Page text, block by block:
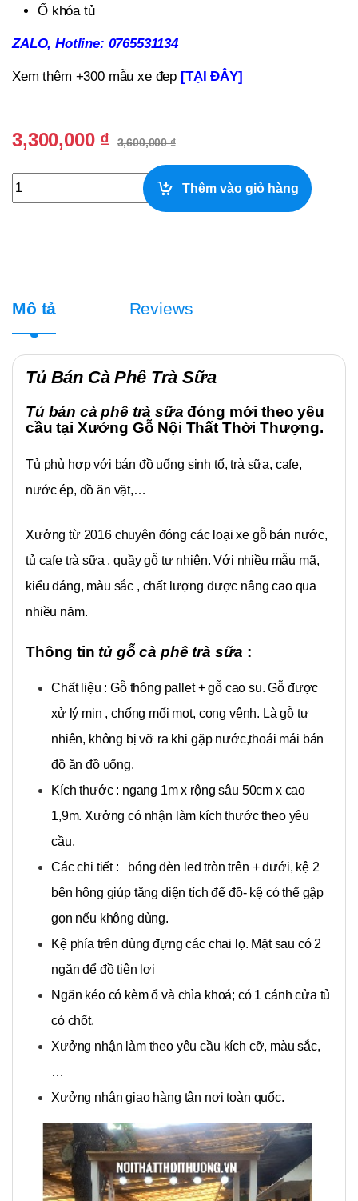
Ổ khóa tủ
ZALO, Hotline: 0765531134
Xem thêm +300 mẫu xe đẹp [TẠI ĐÂY]
3,300,000 ₫ 3,600,000₫
Tủ bán cà phê trà sữa 1m quantity
Thêm vào giỏ hàng
Mô tả Reviews
Tủ Bán Cà Phê Trà Sữa
Tủ bán cà phê trà sữa đóng mới theo yêu
cầu tại Xưởng Gỗ Nội Thất Thời Thượng.
Tủ phù hợp với bán đồ uống sinh tố, trà sữa, cafe,
nước ép, đồ ăn vặt,…
Xưởng từ 2016 chuyên đóng các loại xe gỗ bán nước,
tủ cafe trà sữa , quầy gỗ tự nhiên. Với nhiều mẫu mã,
kiểu dáng, màu sắc , chất lượng được nâng cao qua
nhiều năm.
Thông tintủ gỗ cà phê trà sữa :
Chất liệu : Gỗ thông pallet + gỗ cao su. Gỗ được
xử lý mịn , chống mối mọt, cong vênh. Là gỗ tự
nhiên, không bị vỡ ra khi gặp nước,thoái mái bán
đồ ăn đồ uống.
Kích thước : ngang 1m x rộng sâu 50cm x cao
1,9m. Xưởng có nhận làm kích thước theo yêu
cầu.
Các chi tiết : bóng đèn led tròn trên + dưới, kệ 2
bên hông giúp tăng diện tích để đồ- kệ có thể gập
gọn nếu không dùng.
Kệ phía trên dùng đựng các chai lọ. Mặt sau có 2
ngăn để đồ tiện lợi
Ngăn kéo có kèm ổ và chìa khoá; có 1 cánh cửa tủ
có chốt.
Xưởng nhận làm theo yêu cầu kích cỡ, màu sắc,
…
Xưởng nhận giao hàng tận nơi toàn quốc.